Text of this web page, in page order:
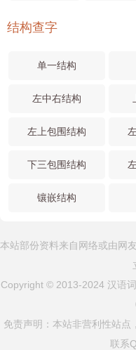
结构查字
单一结构
左中右结构
左上包围结构
下三包围结构
镶嵌结构
本站部份资料来自网络或由网
Copyright © 2013-2024 汉语
免责声明：本站非营利性站
联系